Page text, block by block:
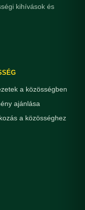
kihívások és
a közösségben
ajánlása
a közösséghez